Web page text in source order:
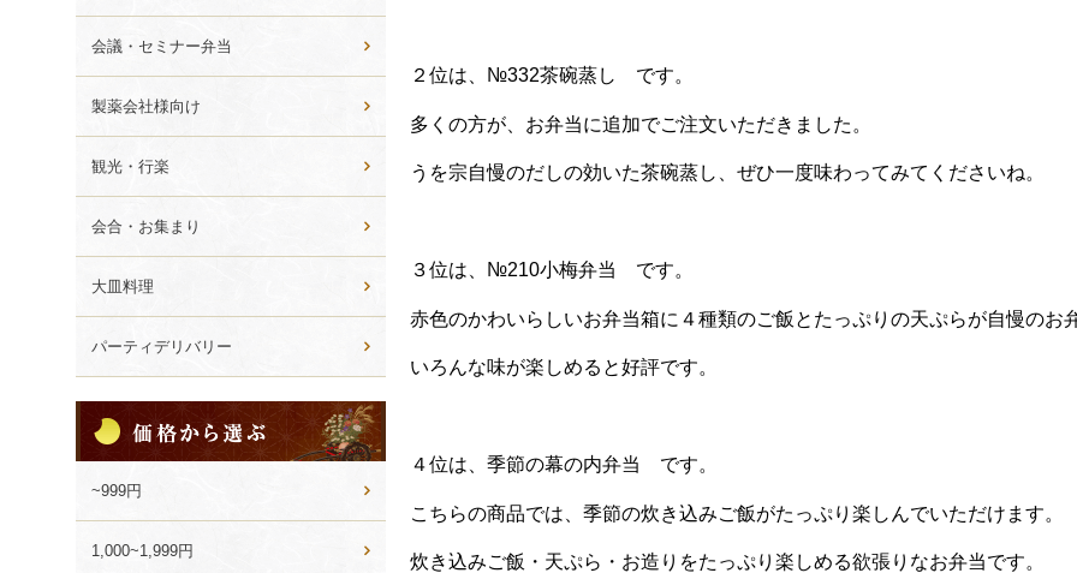
２位は、№332茶碗蒸し です。
多くの方が、お弁当に追加でご注文いただきました。
うを宗自慢のだしの効いた茶碗蒸し、ぜひ一度味わってみてくださいね。
３位は、№210小梅弁当 です。
赤色のかわいらしいお弁当箱に４種類のご飯とたっぷりの天ぷらが自慢のお
いろんな味が楽しめると好評です。
４位は、季節の幕の内弁当 です。
こちらの商品では、季節の炊き込みご飯がたっぷり楽しんでいただけます。
炊き込みご飯・天ぷら・お造りをたっぷり楽しめる欲張りなお弁当です。
会議・セミナー弁当
製薬会社様向け
観光・行楽
会合・お集まり
大皿料理
パーティデリバリー
格
か
ら
選
ぶ
~999円
1,000~1,999円